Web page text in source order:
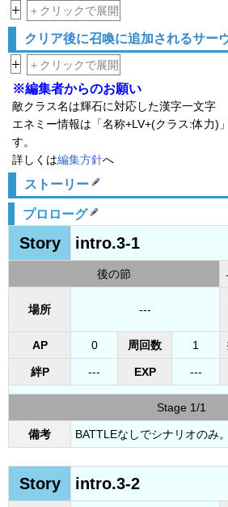
+ ＋クリックで展開
クリア後に召喚に追加されるサー
+ ＋クリックで展開
※編集者からのお願い
敵クラス名は輝石に対応した漢字一文字
エネミー情報は「名称+LV+(クラス:体力)
す。
詳しくは編集方針へ
ストーリー
プロローグ
Story intro.3-1
後の節
場所 ---
AP 0 周回数 1
絆P --- EXP ---
Stage 1/1
備考 BATTLEなしでシナリオのみ。
Story intro.3-2